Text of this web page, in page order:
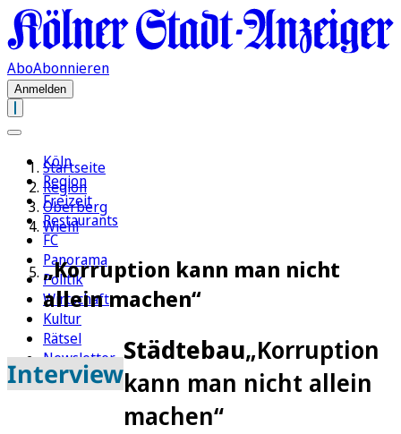
AboAbonnieren
Anmelden
Köln
Region
Freizeit
Restaurants
FC
Panorama
Politik
Wirtschaft
Kultur
Rätsel
Newsletter
E-Paper
Startseite
Region
Oberberg
Wiehl
„Korruption kann man nicht
allein machen“
Interview
Städtebau„Korruption
kann man nicht allein
machen“